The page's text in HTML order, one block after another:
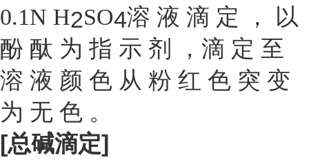
0.1N H2SO4溶 液 滴 定 ， 以
酚 酞 为 指 示 剂 ，滴 定 至
溶 液 颜 色 从 粉 红 色 突 变
为 无 色 。
[总碱滴定]